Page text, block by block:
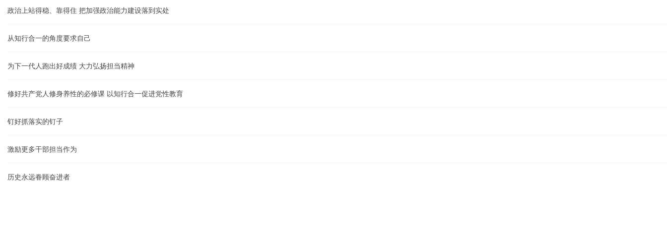
政治上站得稳、靠得住 把加强政治能力建设落到实处
从知行合一的角度要求自己
为下一代人跑出好成绩 大力弘扬担当精神
修好共产党人修身养性的必修课 以知行合一促进党性教育
钉好抓落实的钉子
激励更多干部担当作为
历史永远眷顾奋进者